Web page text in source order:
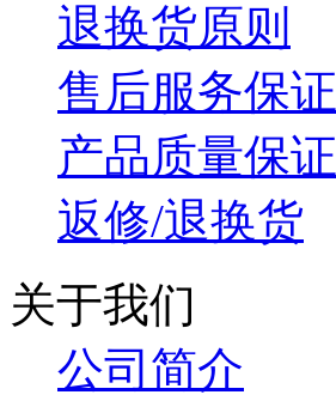
退换货原则
售后服务保证
产品质量保证
返修/退换货
关于我们
公司简介